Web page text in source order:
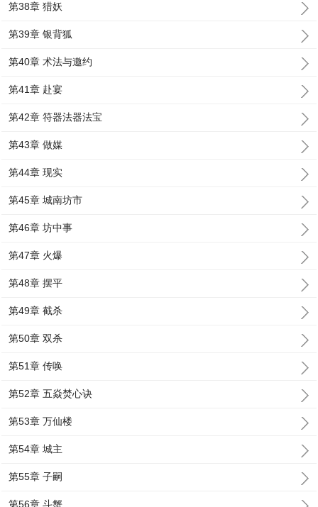
第38章 猎妖
第39章 银背狐
第40章 术法与邀约
第41章 赴宴
第42章 符器法器法宝
第43章 做媒
第44章 现实
第45章 城南坊市
第46章 坊中事
第47章 火爆
第48章 摆平
第49章 截杀
第50章 双杀
第51章 传唤
第52章 五焱焚心诀
第53章 万仙楼
第54章 城主
第55章 子嗣
第56章 斗蟹